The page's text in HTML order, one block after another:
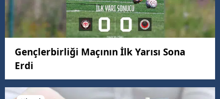
Gençlerbirliği Maçının İlk Yarısı Sona
Erdi